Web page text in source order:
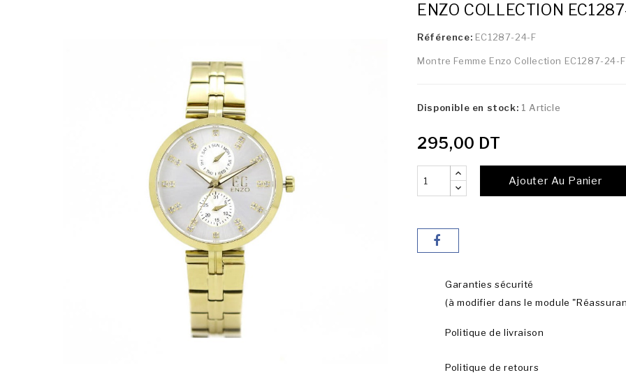
ENZO COLLECTION
Référence: EC1287-24-F
Montre Femme Enzo Collection EC1287-24-F
Disponible en stock: 1 Article
295,00 DT
Ajouter Au Panier
Garanties sécurité
(à modifier dans le module
Politique de livraison
Politique de retours